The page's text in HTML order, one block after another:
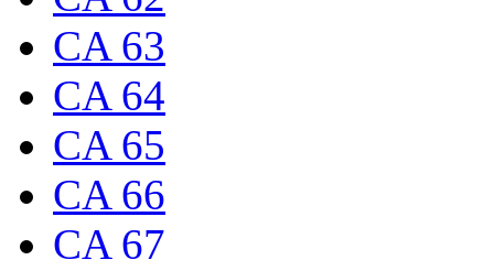
CA 63
CA 64
CA 65
CA 66
CA 67